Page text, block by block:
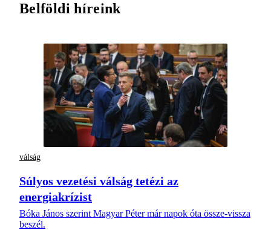
Belföldi híreink
válság
Súlyos vezetési válság tetézi az
energiakrízist
Bóka János szerint Magyar Péter már napok óta össze-vissza
beszél.